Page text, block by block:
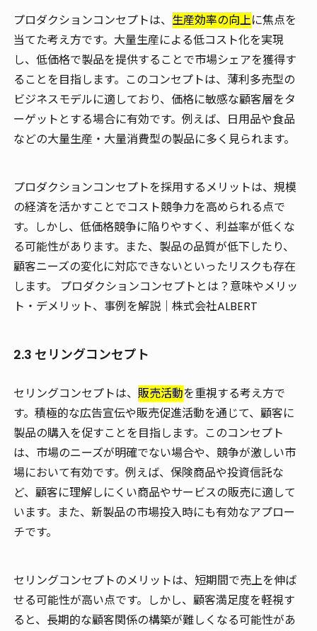
プロダクションコンセプトは、 生産効率の向上に焦点を
当てた考え方です。大量生産による低コスト化を実現
し、低価格で製品を提供することで市場シェアを獲得す
ることを目指します。このコンセプトは、薄利多売型の
ビジネスモデルに適しており、価格に敏感な顧客層をタ
ーゲットとする場合に有効です。例えば、日用品や食品
などの大量生産・大量消費型の製品に多く見られます。
プロダクションコンセプトを採用するメリットは、規模
の経済を活かすことでコスト競争力を高められる点で
す。しかし、低価格競争に陥りやすく、利益率が低くな
る可能性があります。また、製品の品質が低下したり、
顧客ニーズの変化に対応できないといったリスクも存在
します。 プロダクションコンセプトとは？意味やメリッ
ト・デメリット、事例を解説｜株式会社ALBERT
2.3 セリングコンセプト
セリングコンセプトは、 販売活動を重視する考え方で
す。積極的な広告宣伝や販売促進活動を通じて、顧客に
製品の購入を促すことを目指します。このコンセプト
は、市場のニーズが明確でない場合や、競争が激しい市
場において有効です。例えば、保険商品や投資信託な
ど、顧客に理解しにくい商品やサービスの販売に適して
います。また、新製品の市場投入時にも有効なアプロー
チです。
セリングコンセプトのメリットは、短期間で売上を伸ば
せる可能性が高い点です。しかし、顧客満足度を軽視す
ると、長期的な顧客関係の構築が難しくなる可能性があ